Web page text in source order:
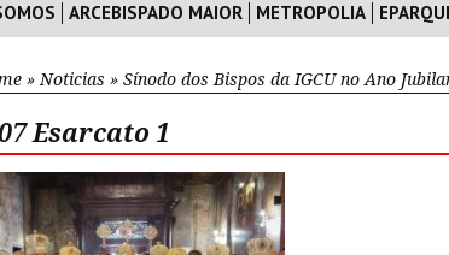
ARCEBISPADO MAIOR METROPOLIA
» Noticias » Sínodo dos Bispos da IGCU no Ano
Esarcato 1